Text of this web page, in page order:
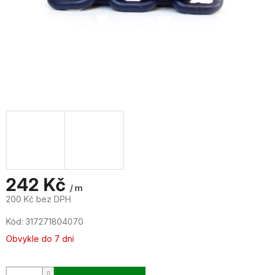
242 Kč / m
200 Kč bez DPH
cena:
Kód: 317271804070
Obvykle do 7 dní